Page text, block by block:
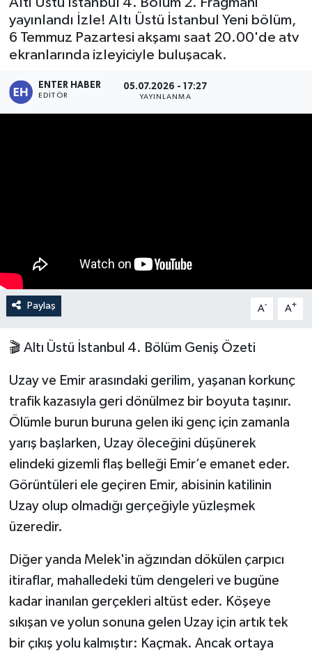
yayınlandı İzle! Altı Üstü İstanbul Yeni bölüm,
6 Temmuz Pazartesi akşamı saat 20.00'de atv
ekranlarında izleyiciyle buluşacak.
ENTER HABER
EDITÖR
05.07.2026 - 17:27
YAYINLANMA
Paylaş A- A+
🎬 Altı Üstü İstanbul 4. Bölüm Geniş Özeti
Uzay ve Emir arasındaki gerilim, yaşanan korkunç
trafik kazasıyla geri dönülmez bir boyuta taşınır.
Ölümle burun buruna gelen iki genç için zamanla
yarış başlarken, Uzay öleceğini düşünerek
elindeki gizemli flaş belleği Emir’e emanet eder.
Görüntüleri ele geçiren Emir, abisinin katilinin
Uzay olup olmadığı gerçeğiyle yüzleşmek
üzeredir.
Diğer yanda Melek'in ağzından dökülen çarpıcı
itiraflar, mahalledeki tüm dengeleri ve bugüne
kadar inanılan gerçekleri altüst eder. Köşeye
sıkışan ve yolun sonuna gelen Uzay için artık tek
bir çıkış yolu kalmıştır: Kaçmak. Ancak ortaya
SPOR
KÜLTÜR SANAT
FRAGMANLAR